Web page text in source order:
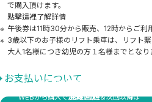
で購入頂けます。
點擊這裡了解詳情
午後券は11時30分から販売、12時からご利
3歳以下のお子様のリフト乗車は、リフト
大人1名様につき幼児の方１名様までとなり
お支払いについて
WEB購買絕對有優勢！
WEBから購入で混雑回避＆次回以降は